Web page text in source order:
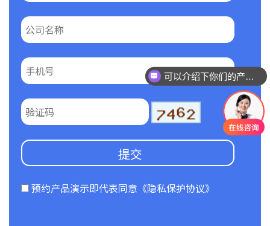
预约产品演示即代表同意 《隐私保护协议》